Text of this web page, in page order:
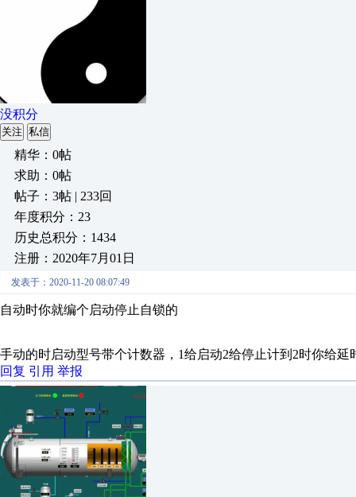
没积分
关注 私信
精华：0帖
求助：0帖
帖子：3帖 | 233回
年度积分：23
历史总积分：1434
注册：2020年7月01日
发表于：2020-11-20 08:07:49
自动时你就编个启动停止自锁的
手动的时启动型号带个计数器，1给启动2给停止计到2时你给延
回复 引用 举报